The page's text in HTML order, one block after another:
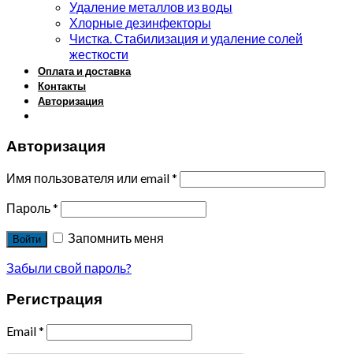
Удаление металлов из воды
Хлорные дезинфекторы
Чистка. Стабилизация и удаление солей
жесткости
Оплата и доставка
Контакты
Авторизация
Авторизация
Имя пользователя или email*
Пароль*
Войти
Запомнить меня
Забыли свой пароль?
Регистрация
Email*